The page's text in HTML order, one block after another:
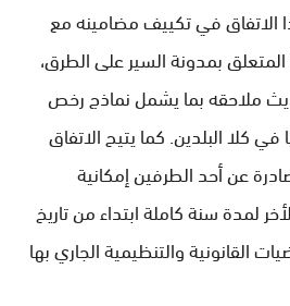
الاتفاق في تكييف مضامينه مع
أحكام القانون رقم 52.05 المتعلق بمدونة السير على الطرق،
ملاحقه بما يشمل نماذج رخص
في كلا البلدين. كما يتيح الاتفاق
عن أحد الطرفين إمكانية
لمدة سنة كاملة ابتداء من تاريخ
القانونية والتنظيمية الجاري بها